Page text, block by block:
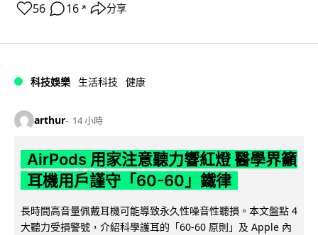
56 16 ↗ 分享
科技娛樂 生活科技 健康
arthur 14 小時
AirPods 用家注意聽力響紅燈 醫學界籲
耳機用戶謹守「60-60」鐵律
長時間高音量佩戴耳機可能導致永久性噪音性聽損。本文盤點 4
大聽力受損警號，介紹科學護耳的「60-60 原則」及 Apple 內